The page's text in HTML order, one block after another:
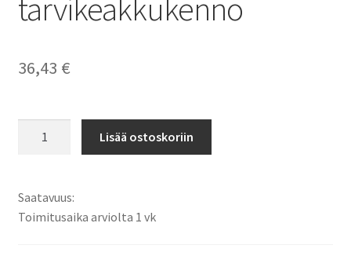
tarvikeakkukenno
36,43 €
Työkaluakku
9000
Lisää ostoskoriin
Saatavuus:
Toimitusaika arviolta 1 vk